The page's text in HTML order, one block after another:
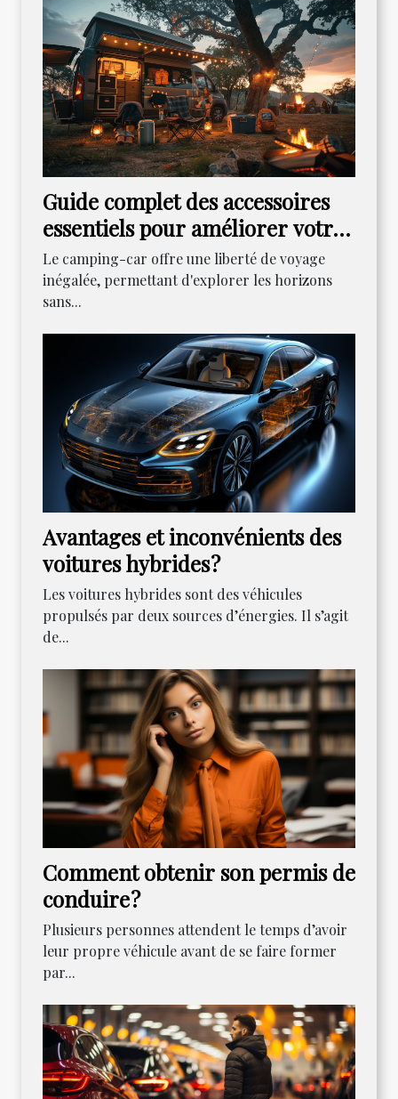
Guide complet des accessoires
essentiels pour améliorer votre
expérience en camping-car
Le camping-car offre une liberté de voyage
inégalée, permettant d'explorer les horizons
sans...
Avantages et inconvénients des
voitures hybrides ?
Les voitures hybrides sont des véhicules
propulsés par deux sources d’énergies. Il s’agit
de...
Comment obtenir son permis de
conduire ?
Plusieurs personnes attendent le temps d’avoir
leur propre véhicule avant de se faire former
par...